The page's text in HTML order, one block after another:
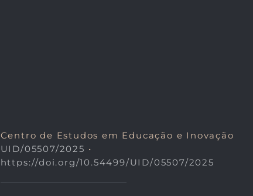
Centro de Estudos em Educação e Inovação
UID/05507/2025 •
https://doi.org/10.54499/UID/05507/2025